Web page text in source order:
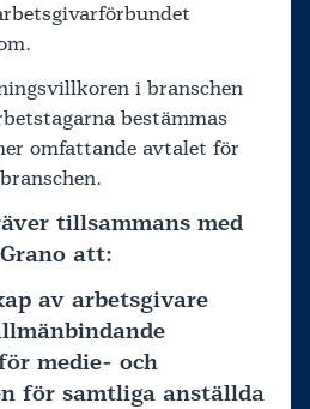
i branschen
bestämmas
omfattande avtalet för
tillsammans med
att:
av arbetsgivare
medie- och
för samtliga anställda